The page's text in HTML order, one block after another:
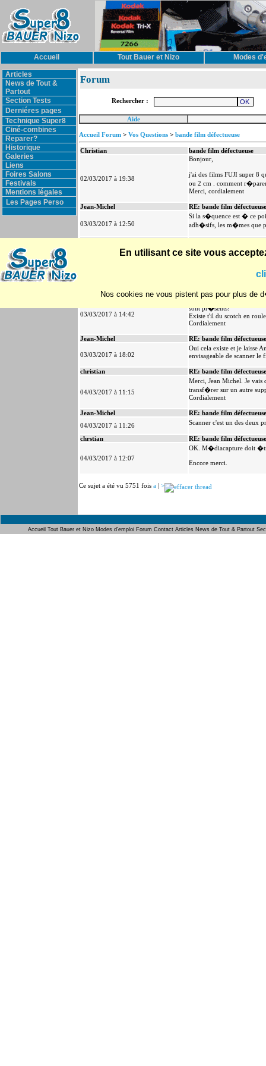
Accueil Tout Bauer et Nizo Modes
Articles
News de Tout &
Partout
Section Tests
Derniéres pages
Technique Super8
Ciné-combines
Reparer?
Historique
Galeries
Liens
Foires Salons
Festivals
Mentions légales
Les Pages Perso
Forum
Rechercher :
Aide
Accueil Forum > Vos Questions > bande film défectueuse
Christian bande film défectueuse
02/03/2017 à 19:38
Bonjour,
j'ai des films FUJI super
ou 2 cm . comment
Merci, cordialement
Jean-Michel RE: bande film défectueuse
03/03/2017 à 12:50
Si la s�quence est � ce
adh�sifs, les m�mes que
Ok. Merci, c'est ce que je
christian RE: bande film défectueuse
03/03/2017 à 14:42
Ok. Merci, c'est ce que je
sont pr�sents!
Existe t'il du scotch en
Cordialement
Jean-Michel RE: bande film défectueuse
03/03/2017 à 18:02
Oui cela existe et je laisse
envisageable de scanner le
christian RE: bande film défectueuse
04/03/2017 à 11:15
Merci, Jean Michel. Je
transf�rer sur un autre
Cordialement
Jean-Michel
RE: bande film défectueuse
04/03/2017 à 11:26
Scanner c'est un des deux
chrstian RE: bande film défectueuse
04/03/2017 à 12:07
OK. M�diacapture doit
Encore merci.
Ce sujet a été vu 5751 fois a | >
Accueil Tout Bauer et Nizo Modes d'emploi Forum Contact Articles News de Tout & Partout
En utilisant ce site vous
Nos cookies ne vous pistent pas pour plus